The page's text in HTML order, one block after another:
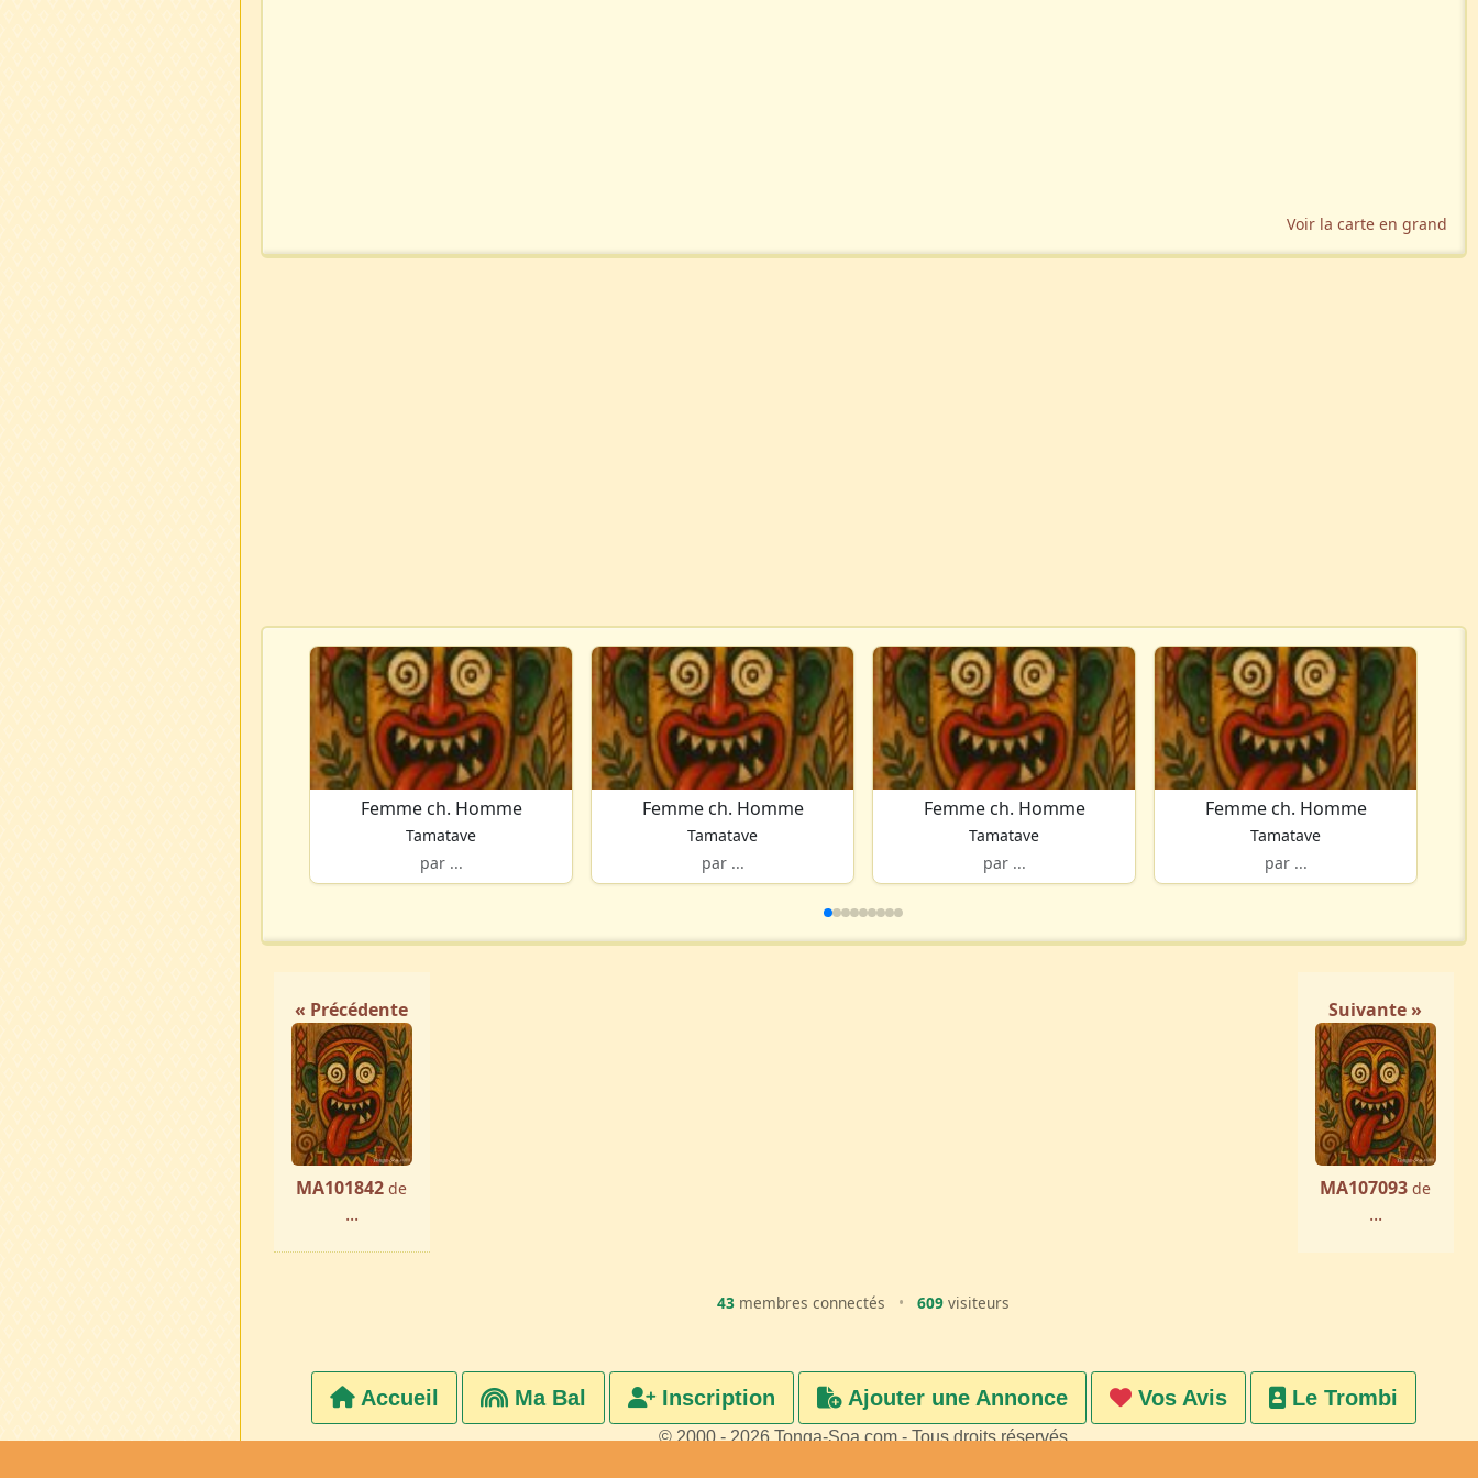
Voir la carte en grand
Femme ch. Homme
Tamatave
par ...
Femme ch. Homme
Tamatave
par ...
Femme ch. Homme
Tamatave
par ...
Femme ch. Homme
Tamatave
par ...
« Précédente
MA101842 de
...
Suivante »
MA107093 de
...
43 membres connectés • 609 visiteurs
Accueil Ma Bal Inscription Ajouter une Annonce Vos Avis Le Trombi
© 2000 - 2026 Tonga-Soa.com - Tous droits réservés